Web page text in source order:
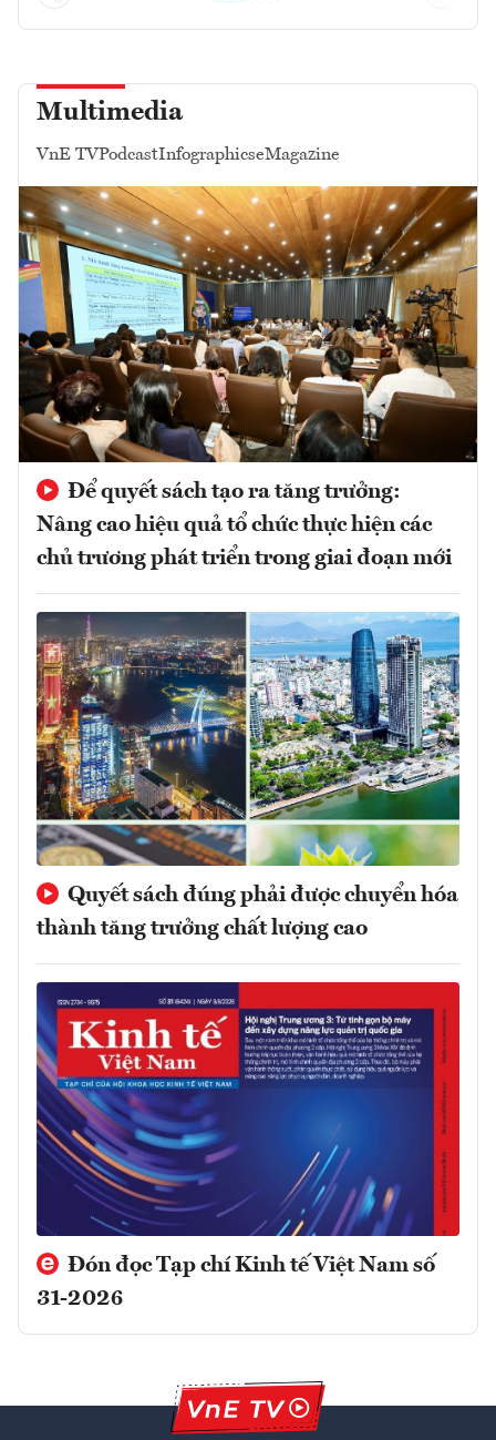
Multimedia
VnE TVPodcastInfographicseMagazine
Để quyết sách tạo ra tăng trưởng:
Nâng cao hiệu quả tổ chức thực hiện các
chủ trương phát triển trong giai đoạn mới
Quyết sách đúng phải được chuyển hóa
thành tăng trưởng chất lượng cao
Đón đọc Tạp chí Kinh tế Việt Nam số
31-2026